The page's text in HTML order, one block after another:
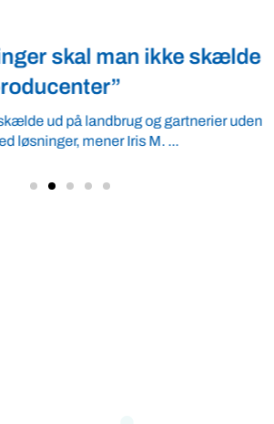
skal man ikke skælde
ud på landbrug og gartnerier uden
løsninger, mener Iris M. ...